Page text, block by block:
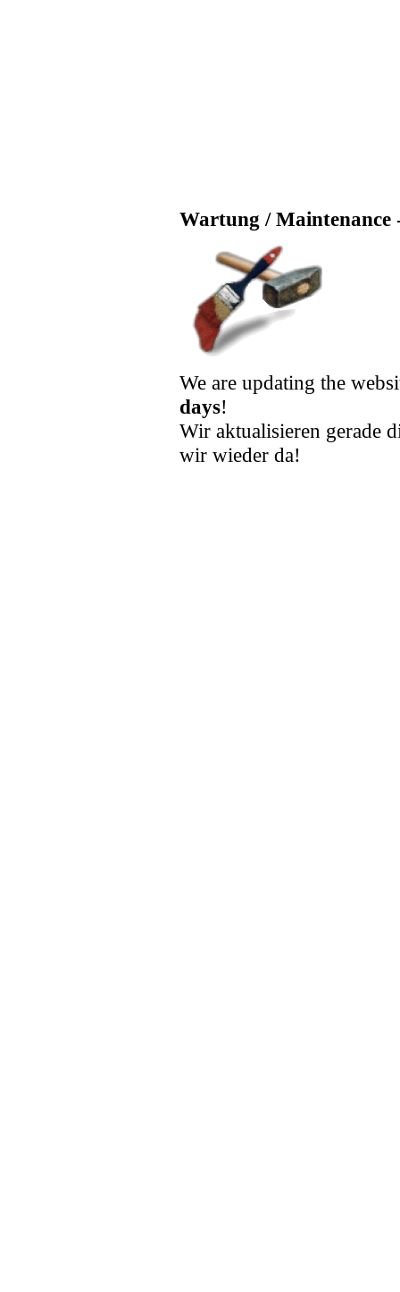
Wartung / Maintenance
We are updating the
days!
Wir aktualisieren gerade
wir wieder da!